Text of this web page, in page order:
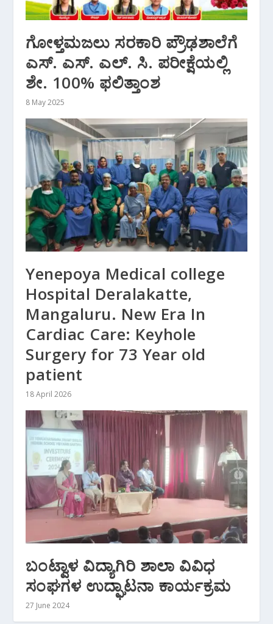
ಗೋಳ್ತಮಜಲು ಸರಕಾರಿ ಪ್ರೌಢಶಾಲೆಗೆ
ಎಸ್. ಎಸ್. ಎಲ್. ಸಿ. ಪರೀಕ್ಷೆಯಲ್ಲಿ
ಶೇ. 100% ಫಲಿತ್ತಾಂಶ
8 May 2025
Yenepoya Medical college
Hospital Deralakatte,
Mangaluru. New Era In
Cardiac Care: Keyhole
Surgery for 73 Year old
patient
18 April 2026
ಬಂಟ್ವಾಳ ವಿದ್ಯಾಗಿರಿ ಶಾಲಾ ವಿವಿಧ
ಸಂಘಗಳ ಉದ್ಘಾಟನಾ ಕಾರ್ಯಕ್ರಮ
27 June 2024